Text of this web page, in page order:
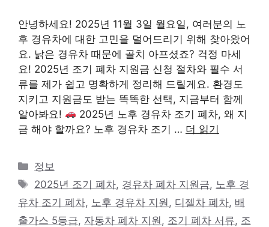
안녕하세요! 2025년 11월 3일 월요일, 여러분의 노
후 경유차에 대한 고민을 덜어드리기 위해 찾아왔어
요. 낡은 경유차 때문에 골치 아프셨죠? 걱정 마세
요! 2025년 조기 폐차 지원금 신청 절차와 필수 서
류를 제가 쉽고 명확하게 정리해 드릴게요. 환경도
지키고 지원금도 받는 똑똑한 선택, 지금부터 함께
알아봐요!
2025년 노후 경유차 조기 폐차, 왜 지
금 해야 할까요? 노후 경유차 조기 … 더 읽기
카
테
리
정보
태
그
2025년 조기 폐차, 경유차 폐차 지원금, 노후 경
유차 조기 폐차, 노후 경유차 지원 , 디젤차 폐차, 배
출가스 5등급, 자동차 폐차 지원 , 조기 폐차 서류, 조